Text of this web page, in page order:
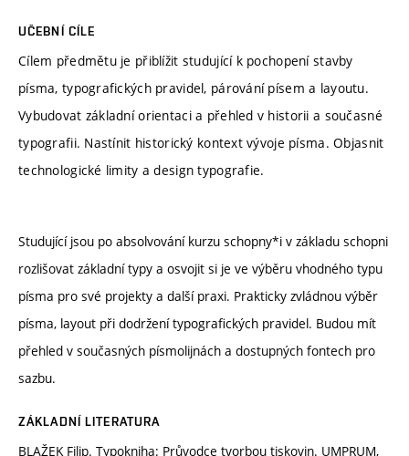
UČEBNÍ CÍLE
Cílem předmětu je přiblížit studující k pochopení stavby
písma, typografických pravidel, párování písem a layoutu.
Vybudovat základní orientaci a přehled v historii a současné
typografii. Nastínit historický kontext vývoje písma. Objasnit
technologické limity a design typografie.
Studující jsou po absolvování kurzu schopny*i v základu schopni
rozlišovat základní typy a osvojit si je ve výběru vhodného typu
písma pro své projekty a další praxi. Prakticky zvládnou výběr
písma, layout při dodržení typografických pravidel. Budou mít
přehled v současných písmolijnách a dostupných fontech pro
sazbu.
ZÁKLADNÍ LITERATURA
BLAŽEK Filip. Typokniha: Průvodce tvorbou tiskovin. UMPRUM,